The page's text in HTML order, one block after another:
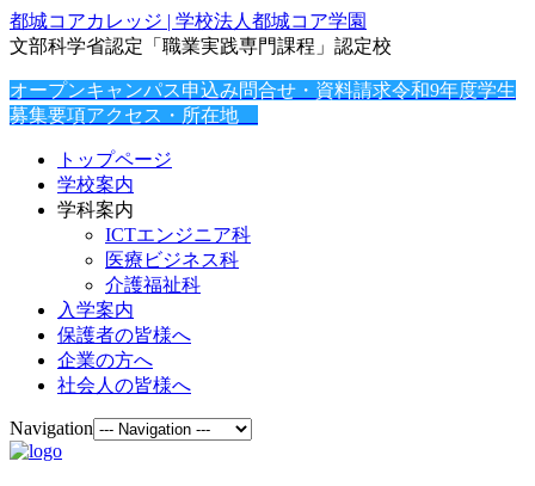
都城コアカレッジ | 学校法人都城コア学園
文部科学省認定「職業実践専門課程」認定校
オープンキャンパス申込み問合せ・資料請求令和9年度学生
募集要項アクセス・所在地
トップページ
学校案内
学科案内
ICTエンジニア科
医療ビジネス科
介護福祉科
入学案内
保護者の皆様へ
企業の方へ
社会人の皆様へ
Navigation